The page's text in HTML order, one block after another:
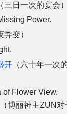
（三日一次的宴会
Power.
异变）
开 （六十年一次
of Flower View.
（博丽神主ZUN对